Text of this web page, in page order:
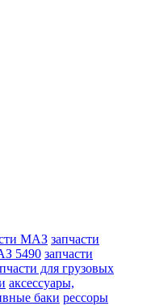
МАЗ запчасти
5490 запчасти
для грузовых
аксессуары,
баки рессоры